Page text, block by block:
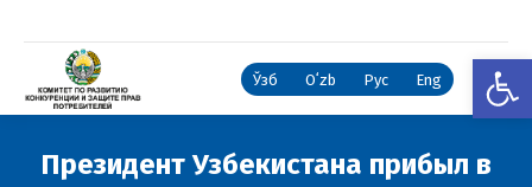
Ўзб Oʻzb Рус Eng
Президент Узбекистана прибыл в